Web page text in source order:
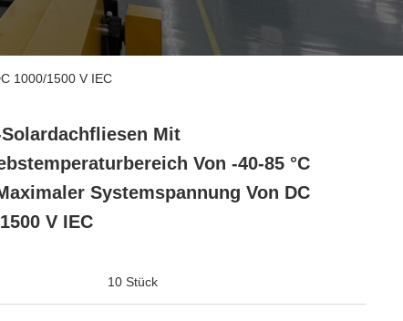
1000/1500 V IEC
Solardachfliesen Mit
Von -40-85 °C
Systemspannung Von DC
V IEC
10 Stück